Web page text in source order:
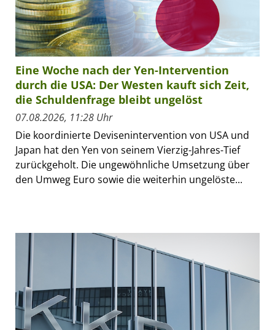
Eine Woche nach der Yen-Intervention
durch die USA: Der Westen kauft sich Zeit,
die Schuldenfrage bleibt ungelöst
07.08.2026, 11:28 Uhr
Die koordinierte Devisenintervention von USA und
Japan hat den Yen von seinem Vierzig-Jahres-Tief
zurückgeholt. Die ungewöhnliche Umsetzung über
den Umweg Euro sowie die weiterhin ungelöste...